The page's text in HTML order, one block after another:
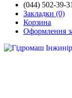
(044) 502-39-
Закладки (0)
Корзина
Оформлення